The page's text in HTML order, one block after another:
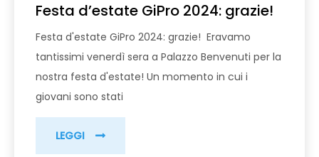
Festa d’estate GiPro 2024: grazie!
Festa d'estate GiPro 2024: grazie! Eravamo
tantissimi venerdì sera a Palazzo Benvenuti per la
nostra festa d'estate! Un momento in cui i
giovani sono stati
LEGGI